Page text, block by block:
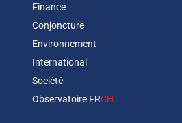
Finance
Conjoncture
Environnement
International
Société
Observatoire FRCH